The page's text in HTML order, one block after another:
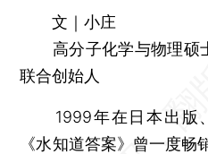
文｜小庄
高分子化学与物理硕
联合创始人
1999年在日本出版
《水知道答案》曾一度畅